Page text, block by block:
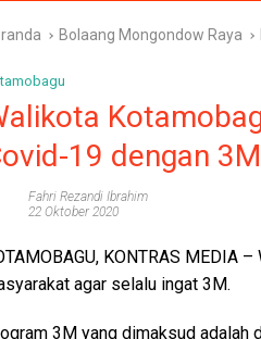
D
Bolaang Mongondow Raya
19 dengan 3M
Fahri Rezandi Ibrahim
22 Oktober 2020
KONTRAS MEDIA –
agar selalu ingat 3M.
3M yang dimaksud adalah